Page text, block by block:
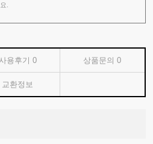
.
사용후기 0 상품문의0
교환정보